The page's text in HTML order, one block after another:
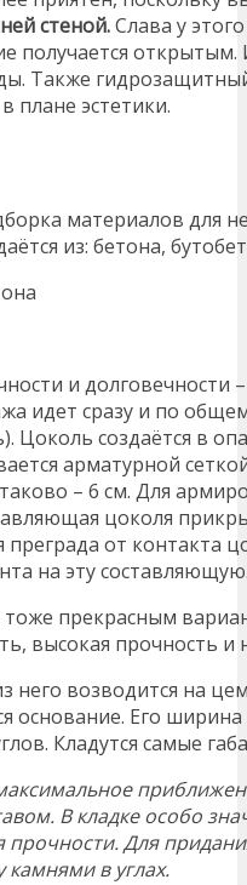
стеной.Слава у
получается
Также
плане эстетики.
материалов для
из: бетона,
и долговечности
идет сразу и по
Цоколь создаётся в
арматурной
– 6 см. Для
цоколя
преграда от контакта
на эту
тоже прекрасным
высокая прочность и
него возводится на
основание. Его
Кладутся самые
В кладке особо
прочности. Для
камнями в углах.